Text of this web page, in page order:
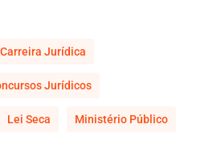
Carreira Jurídica
Jurídicos
Lei Seca Ministério Público